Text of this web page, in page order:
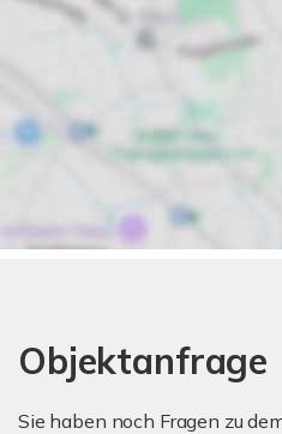
Objektanfrage
Sie haben noch Fragen zu